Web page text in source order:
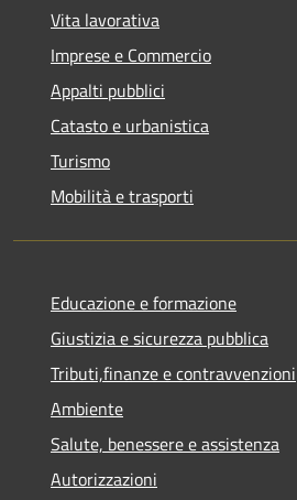
Vita lavorativa
Imprese e Commercio
Appalti pubblici
Catasto e urbanistica
Turismo
Mobilità e trasporti
Educazione e formazione
Giustizia e sicurezza pubblica
Tributi,finanze e contravvenzioni
Ambiente
Salute, benessere e assistenza
Autorizzazioni